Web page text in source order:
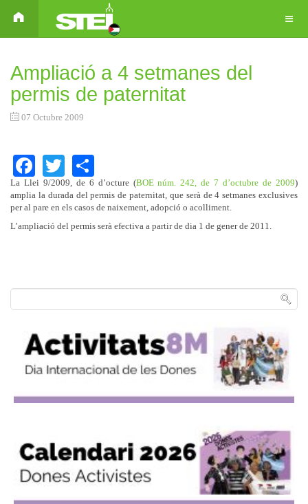
Ampliació a 4 setmanes del
permis de paternitat
07 Octubre 2009
Facebook
Twitter
La Llei 9/2009, de 6 d’octure (BOE núm. 242, de 7 d’octubre de 2009)
amplia la durada del permis de paternitat, que serà de 4 setmanes exclusives
per al pare en els casos de naixement, adopció o acolliment.
L’ampliació del permis serà efectiva a partir de dia 1 de gener de 2011.